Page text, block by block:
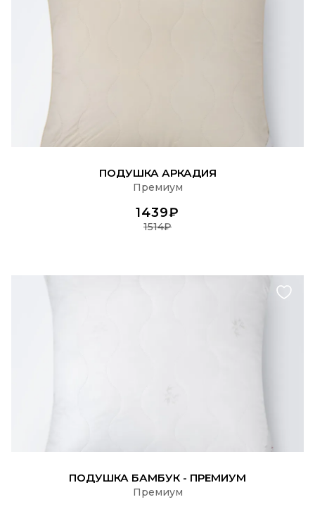
ПОДРОБНЕЕ
ПОДУШКА АРКАДИЯ
Премиум
1439₽
1514₽
ПОДРОБНЕЕ
ПОДУШКА БАМБУК - ПРЕМИУМ
Премиум